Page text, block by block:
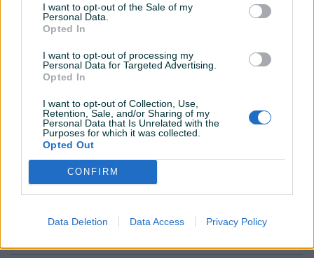
I want to opt-out of the Sale of my
Personal Data.
Opted In
I want to opt-out of processing my
Personal Data for Targeted Advertising.
Opted In
I want to opt-out of Collection, Use,
Retention, Sale, and/or Sharing of my
Personal Data that Is Unrelated with the
Purposes for which it was collected.
Opted Out
CONFIRM
Data Deletion Data Access Privacy Policy